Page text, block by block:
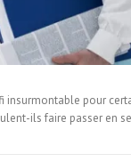
insurmontable pour
ils faire passer en